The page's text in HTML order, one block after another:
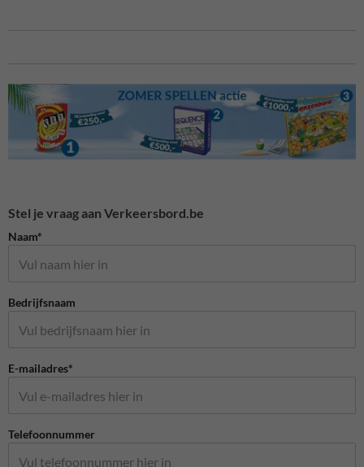
Stel je vraag aan Verkeersbord.be
Naam*
Bedrijfsnaam
E-mailadres*
Telefoonnummer